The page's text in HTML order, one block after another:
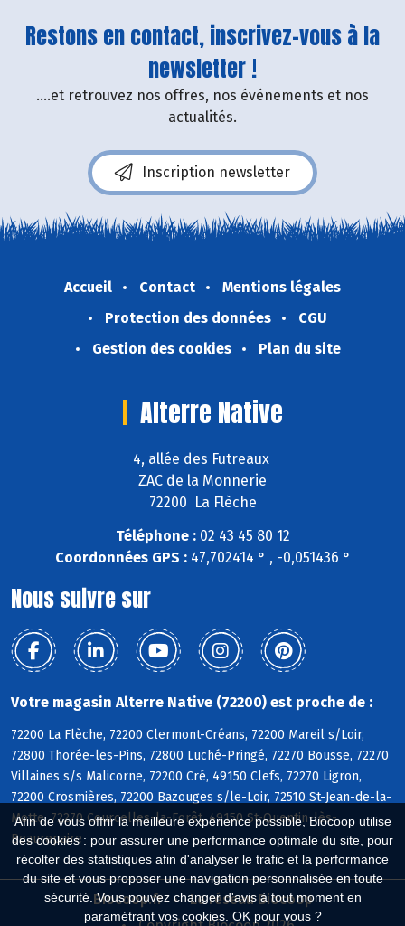
Afin de vous offrir la meilleure expérience possible, Biocoop utilise
des cookies : pour assurer une performance optimale du site, pour
récolter des statistiques afin d'analyser le trafic et la performance
du site et vous proposer une navigation personnalisée en toute
sécurité. Vous pouvez changer d'avis à tout moment en
paramétrant vos cookies. OK pour vous ?
Restons en contact, inscrivez-vous à la
newsletter !
....et retrouvez nos offres, nos événements et nos
actualités.
Inscription newsletter
Accueil Contact
Mentions légales
Protection des données
CGU
Gestion des cookies
Plan du site
Alterre Native
4, allée des Futreaux
ZAC de la Monnerie
72200 La Flèche
Téléphone :02 43 45 80 12
Coordonnées GPS :47,702414 ° , -0,051436 °
Nous suivre sur
Votre magasin Alterre Native (72200) est proche de :
72200 La Flèche, 72200 Clermont-Créans, 72200 Mareil s/Loir,
72800 Thorée-les-Pins, 72800 Luché-Pringé, 72270 Bousse, 72270
Villaines s/s Malicorne, 72200 Cré, 49150 Clefs, 72270 Ligron,
72200 Crosmières, 72200 Bazouges s/le-Loir, 72510 St-Jean-de-la-
Motte, 72270 Courcelles-la-Forêt, 49150 St-Quentin-lès-
Beaurepaire
Biocoop.fr
Le réseau Biocoop